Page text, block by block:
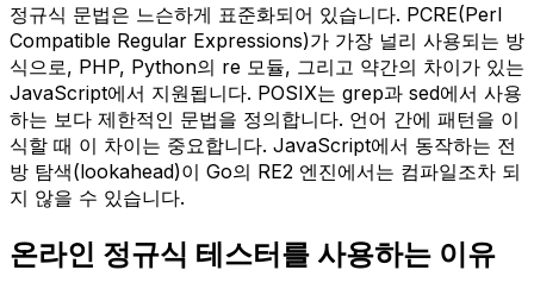
정규식 문법은 느슨하게 표준화되어 있습니다. PCRE(Perl
Compatible Regular Expressions)가 가장 널리 사용되는 방
식으로, PHP, Python의 re 모듈, 그리고 약간의 차이가 있는
JavaScript에서 지원됩니다. POSIX는 grep과 sed에서 사용
하는 보다 제한적인 문법을 정의합니다. 언어 간에 패턴을 이
식할 때 이 차이는 중요합니다. JavaScript에서 동작하는 전
방 탐색(lookahead)이 Go의 RE2 엔진에서는 컴파일조차 되
지 않을 수 있습니다.
온라인 정규식 테스터를 사용하는 이유